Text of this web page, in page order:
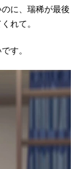
に、瑞稀が最後
れて。
す。